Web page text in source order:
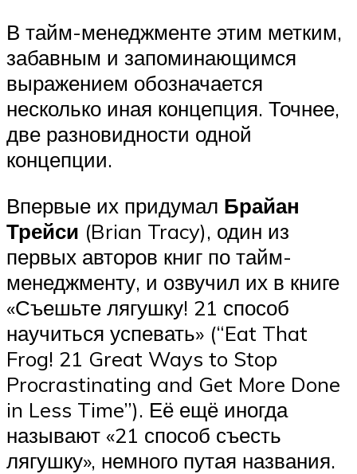
В тайм-менеджменте этим метким,
забавным и запоминающимся
выражением обозначается
несколько иная концепция. Точнее,
две разновидности одной
концепции.
Впервые их придумал Брайан
Трейси (Brian Tracy), один из
первых авторов книг по тайм-
менеджменту, и озвучил их в книге
«Съешьте лягушку! 21 способ
научиться успевать» (“Eat That
Frog! 21 Great Ways to Stop
Procrastinating and Get More Done
in Less Time”). Её ещё иногда
называют «21 способ съесть
лягушку», немного путая названия.